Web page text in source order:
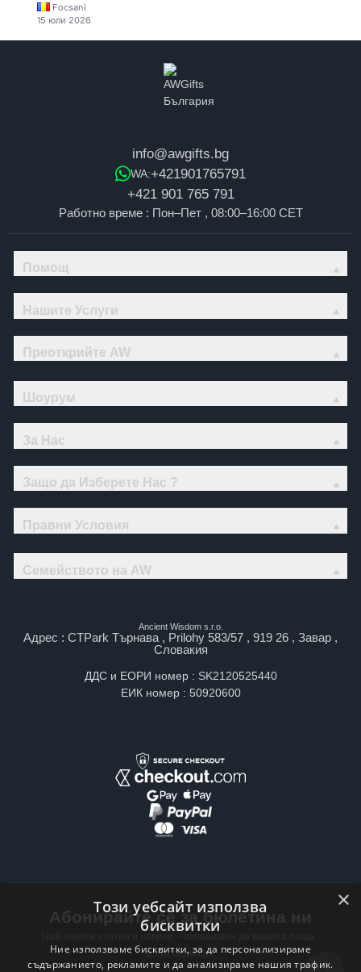
Focsani
15 юли 2026
info@awgifts.bg
WA:+421901765791
+421 901 765 791
Работно време : Пон–Пет , 08:00–16:00 CET
Помощ
Нашите Услуги
Преоткрийте AW
Шоурум
За Нас
Защо да Изберете Нас ?
Правни Условия
Семейството на AW
Ancient Wisdom s.r.o.
Адрес : CTPark Търнава , Prilohy 583/57 , 919 26 , Завар ,
Словакия
ДДС и ЕОРИ номер : SK2120525440
ЕИК номер : 50920600
Абонирайте се за бюлетина ни
всяка седмица .
×
Този уебсайт използва
бисквитки
Ние използваме бисквитки, за да персонализираме
съдържанието, рекламите и да анализираме нашия трафик.